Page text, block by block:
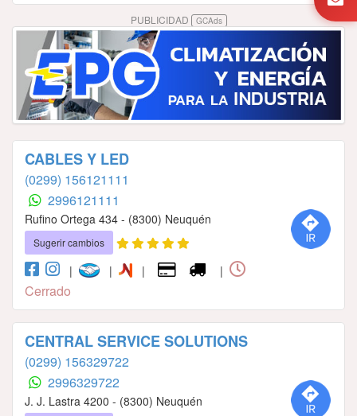
PUBLICIDAD GCAds
CABLES Y LED
(0299) 156121111
2996121111
Rufino Ortega 434 - (8300) Neuquén
Sugerir cambios
| | | |
Cerrado
CENTRAL SERVICE SOLUTIONS
(0299) 156329722
2996329722
J. J. Lastra 4200 - (8300) Neuquén